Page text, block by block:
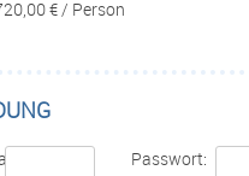
€ / Person
Passwort: